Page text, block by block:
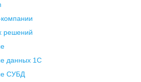
решений
данных 1С
СУБД